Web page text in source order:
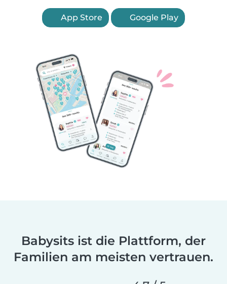
App Store Google Play
Babysits ist die Plattform, der
Familien am meisten vertrauen.